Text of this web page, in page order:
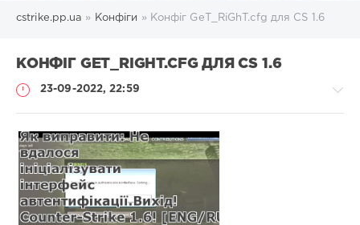
cstrike.pp.ua » Конфіги » Конфіг GeT_RiGhT.cfg для CS 1.6
КОНФІГ GET_RIGHT.CFG ДЛЯ CS 1.6
23-09-2022, 22:59
Конфіги
Administrator
678